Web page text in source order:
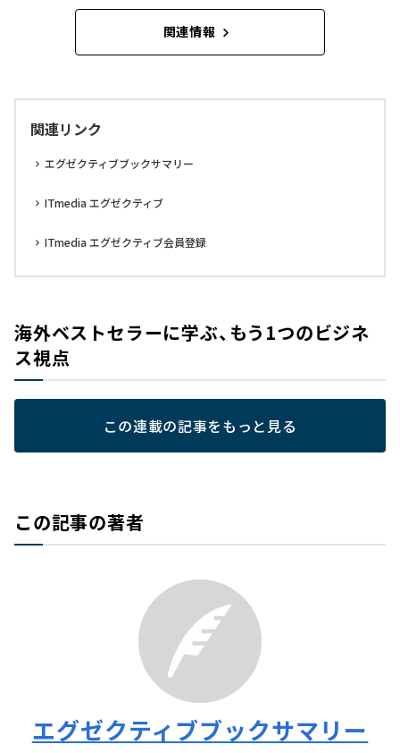
関連情報
関連リンク
エグゼクティブブックサマリー
ITmedia エグゼクティブ
ITmedia エグゼクティブ会員登録
海外ベストセラーに学ぶ、もう1つのビジネ
ス視点
この連載の記事をもっと見る
この記事の著者
エグゼクティブブックサマリー